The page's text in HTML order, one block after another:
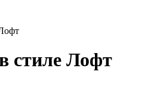
стиле Лофт